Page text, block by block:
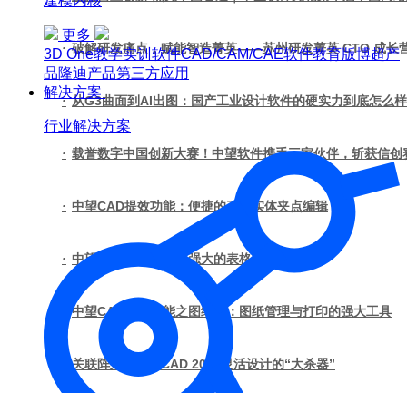
更多
3D One教学实训软件CAD/CAM/CAE软件教育版博超产
品隆迪产品第三方应用
解决方案
行业解决方案
· 破解研发痛点，赋能智造菁英——苏州研发菁英 CTO 成长
· 从G3曲面到AI出图：国产工业设计软件的硬实力到底怎么
· 载誉数字中国创新大赛！中望软件携手三家伙伴，斩获信创
· 中望CAD提效功能：便捷的三维实体夹点编辑
· 中望CAD提效功能：强大的表格功能
中望CAD提效功能之图纸集：图纸管理与打印的强大工具
关联阵列，中望CAD 2022灵活设计的“大杀器”